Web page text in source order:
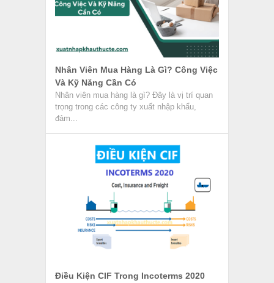
Nhân Viên Mua Hàng Là Gì? Công Việc
Và Kỹ Năng Cần Có
Nhân viên mua hàng là gì? Đây là vị trí quan
trọng trong các công ty xuất nhập khẩu,
đảm...
Điều Kiện CIF Trong Incoterms 2020